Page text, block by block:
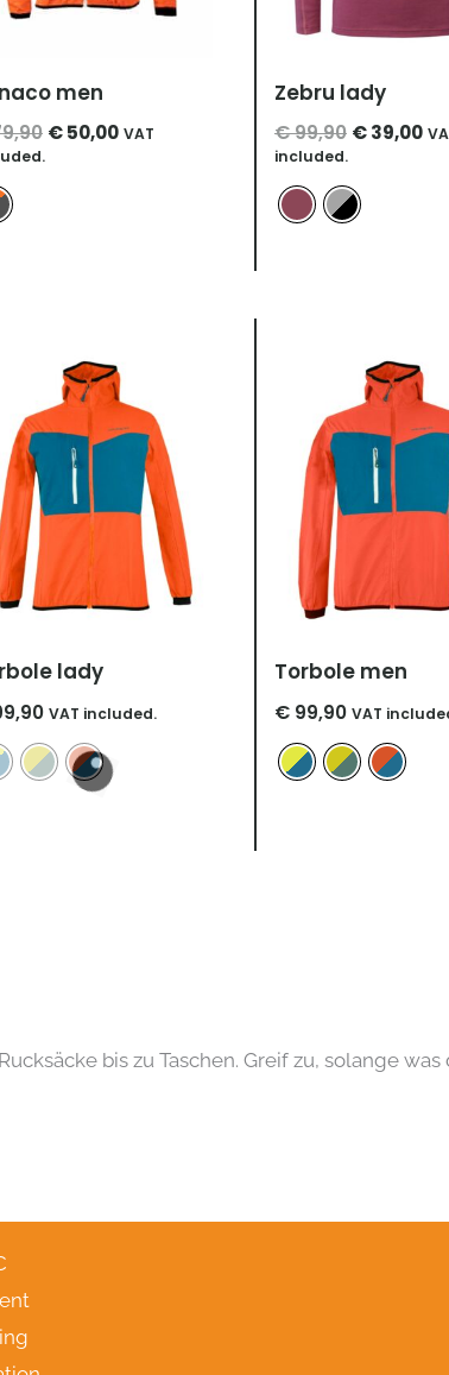
men
€50,00 VAT
Zebru lady
€99,90 €39,00
included.
lady
VAT included.
Torbole men
€ 99,90 VAT
bis zu Taschen. Greif zu, solange was